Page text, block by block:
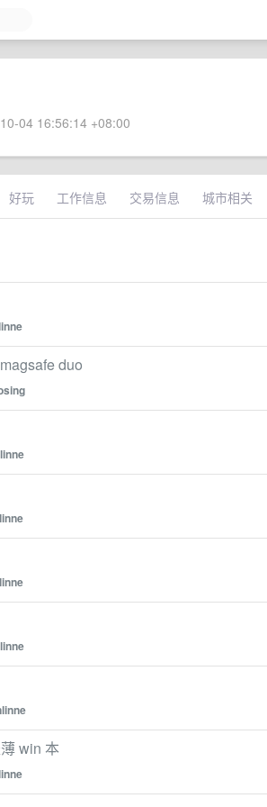
04 16:56:14 +08:00
好玩 工作信息 交易信息 城市相关
duo
win 本